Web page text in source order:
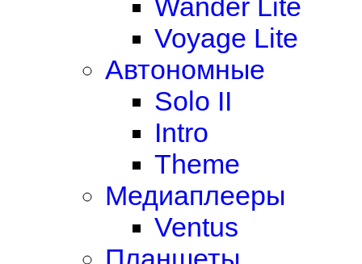
Wander Lite
Voyage Lite
Автономные
Solo II
Intro
Theme
Медиаплееры
Ventus